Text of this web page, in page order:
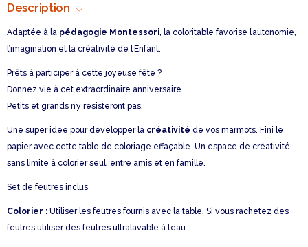
Description
Adaptée à la pédagogie Montessori , la coloritable favorise l’autonomie,
l’imagination et la créativité de l’Enfant.
Prêts à participer à cette joyeuse fête ?
Donnez vie à cet extraordinaire anniversaire.
Petits et grands n’y résisteront pas.
Une super idée pour développer la créativité de vos marmots. Fini le
papier avec cette table de coloriage effaçable. Un espace de créativité
sans limite à colorier seul, entre amis et en famille.
Set de feutres inclus
Colorier : Utiliser les feutres fournis avec la table. Si vous rachetez des
feutres utiliser des feutres ultralavable à l’eau.